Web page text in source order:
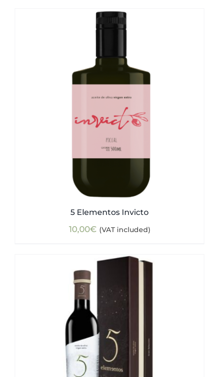
5 Elementos Invicto
10,00€ (VAT included)